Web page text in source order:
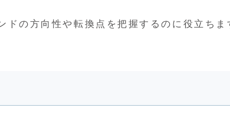
の方向性や転換点を把握するのに役立ちま